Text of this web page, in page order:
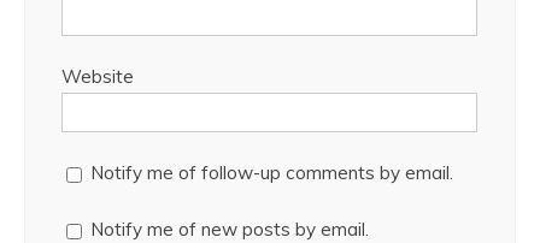
Website
Notify me of follow-up comments by email.
Notify me of new posts by email.